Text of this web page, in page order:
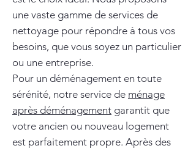
une vaste gamme de services de
nettoyage pour répondre à tous vos
besoins, que vous soyez un particulier
ou une entreprise.
Pour un déménagement en toute
sérénité, notre service de ménage
après déménagement garantit que
votre ancien ou nouveau logement
est parfaitement propre. Après des